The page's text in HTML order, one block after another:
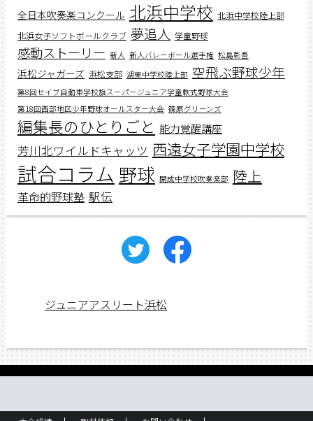
全日本吹奏楽コンクール 北浜中学校 北浜中学校陸上部
北浜女子ソフトボールクラブ 夢追人 学童野球
感動ストーリー 新人 新人バレーボール選手権 松島彰吾
浜松ジャガーズ 浜松支部 湖東中学校陸上部 空飛ぶ野球少年
第8回セイブ自動車学校旗スーパージュニア学童軟式野球大会
第18回西部地区少年野球オールスター大会 篠原グリーンズ
編集長のひとりごと 能力覚醒講座
芳川北ワイルドキャッツ 西遠女子学園中学校
試合コラム 野球 開成中学校吹奏楽部 陸上
革命的野球塾 駅伝
ジュニアアスリート浜松